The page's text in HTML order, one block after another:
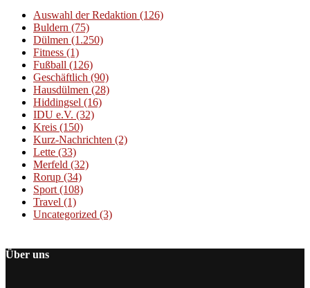
Auswahl der Redaktion (126)
Buldern (75)
Dülmen (1.250)
Fitness (1)
Fußball (126)
Geschäftlich (90)
Hausdülmen (28)
Hiddingsel (16)
IDU e.V. (32)
Kreis (150)
Kurz-Nachrichten (2)
Lette (33)
Merfeld (32)
Rorup (34)
Sport (108)
Travel (1)
Uncategorized (3)
Über uns